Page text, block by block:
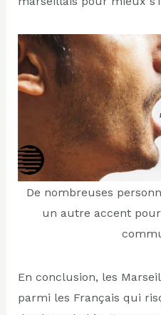
De nombreuses
un autre accent
En conclusion, les
parmi les Français qui